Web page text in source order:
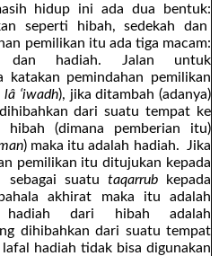
hidup ini ada dua bentuk:
seperti hibah, sedekah dan
pemilikan itu ada tiga macam:
dan hadiah. Jalan untuk
katakan pemindahan pemilikan
‘iwadh), jika ditambah (adanya)
dari suatu tempat ke
(dimana pemberian itu)
) maka itu adalah hadiah. Jika
pemilikan itu ditujukan kepada
sebagai suatu taqarrubkepada
akhirat maka itu adalah
dari hibah adalah
dihibahkan dari suatu tempat
hadiah tidak bisa digunakan